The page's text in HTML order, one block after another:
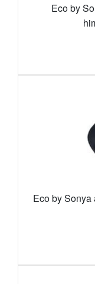
Eco by
Eco by